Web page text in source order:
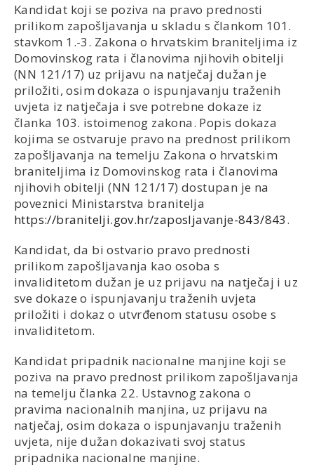
Kandidat koji se poziva na pravo prednosti
prilikom zapošljavanja u skladu s člankom 101.
stavkom 1.-3. Zakona o hrvatskim braniteljima iz
Domovinskog rata i članovima njihovih obitelji
(NN 121/17) uz prijavu na natječaj dužan je
priložiti, osim dokaza o ispunjavanju traženih
uvjeta iz natječaja i sve potrebne dokaze iz
članka 103. istoimenog zakona. Popis dokaza
kojima se ostvaruje pravo na prednost prilikom
zapošljavanja na temelju Zakona o hrvatskim
braniteljima iz Domovinskog rata i članovima
njihovih obitelji (NN 121/17) dostupan je na
poveznici Ministarstva branitelja
https://branitelji.gov.hr/zaposljavanje-843/843.
Kandidat, da bi ostvario pravo prednosti
prilikom zapošljavanja kao osoba s
invaliditetom dužan je uz prijavu na natječaj i uz
sve dokaze o ispunjavanju traženih uvjeta
priložiti i dokaz o utvrđenom statusu osobe s
invaliditetom.
Kandidat pripadnik nacionalne manjine koji se
poziva na pravo prednost prilikom zapošljavanja
na temelju članka 22. Ustavnog zakona o
pravima nacionalnih manjina, uz prijavu na
natječaj, osim dokaza o ispunjavanju traženih
uvjeta, nije dužan dokazivati svoj status
pripadnika nacionalne manjine.